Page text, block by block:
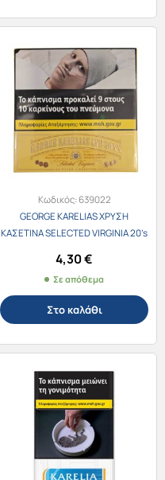
Κωδικός:639022
GEORGE KARELIAS ΧΡΥΣΗ
ΚΑΣΕΤΙΝΑ SELECTED VIRGINIA 20’s
4,30€
Σε απόθεμα
Στο καλάθι